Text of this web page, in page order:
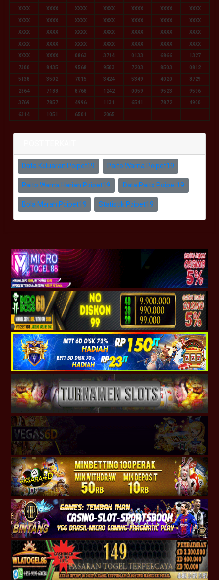
XXXX XXXX XXXX XXXX XXXX XXXX XXXX
XXXX XXXX XXXX XXXX XXXX XXXX XXXX
XXXX XXXX XXXX XXXX XXXX XXXX XXXX
XXXX XXXX XXXX XXXX XXXX XXXX XXXX
XXXX XXXX 0863 3714 0133 6866 1327
7300 8435 9568 9503 7203 8503 0812
5138 3502 7015 3424 5349 4020 8729
2864 7188 8768 1242 0059 9523 9596
3769 7857 4996 1131 6541 7872 4900
6314 1051 6501 2065
Data Keluaran Poipet19 Paito Warna Poipet19
Paito Warna Harian Poipet19 Data Paito Poipet19
Bola Merah Poipet19 Statistik Poipet19